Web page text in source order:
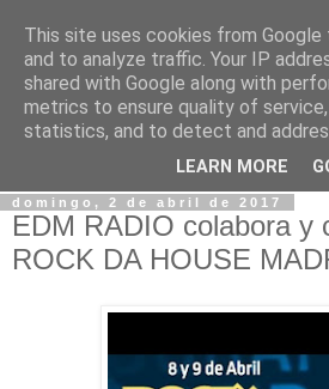
Blog EDM
Espacio dedicado para las
domingo, 2 de abril de 2017
EDM RADIO colabora y
ROCK DA HOUSE
This site uses cookies from
and to analyze traffic. Your IP
shared with Google along with
metrics to ensure quality of
statistics, and to detect and
LEARN MORE